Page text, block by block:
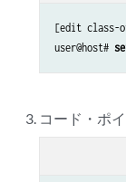
[edit class-
user@host#
コード・ポ